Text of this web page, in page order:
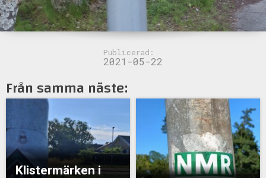
Publicerad:
2021-05-22
Från samma näste:
Klistermärken i